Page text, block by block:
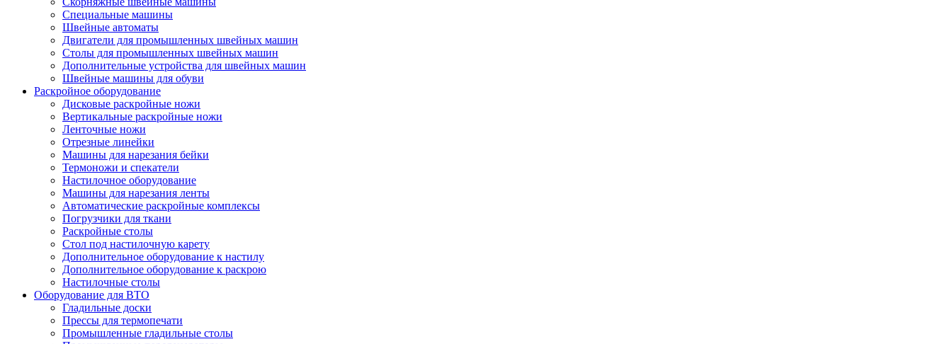
Специальные машины
Швейные автоматы
Двигатели для промышленных швейных машин
Столы для промышленных швейных машин
Дополнительные устройства для швейных машин
Швейные машины для обуви
Раскройное оборудование
Дисковые раскройные ножи
Вертикальные раскройные ножи
Ленточные ножи
Отрезные линейки
Машины для нарезания бейки
Термоножи и спекатели
Настилочное оборудование
Машины для нарезания ленты
Автоматические раскройные комплексы
Погрузчики для ткани
Раскройные столы
Стол под настилочную карету
Дополнительное оборудование к настилу
Дополнительное оборудование к раскрою
Настилочные столы
Оборудование для ВТО
Гладильные доски
Прессы для термопечати
Промышленные гладильные столы